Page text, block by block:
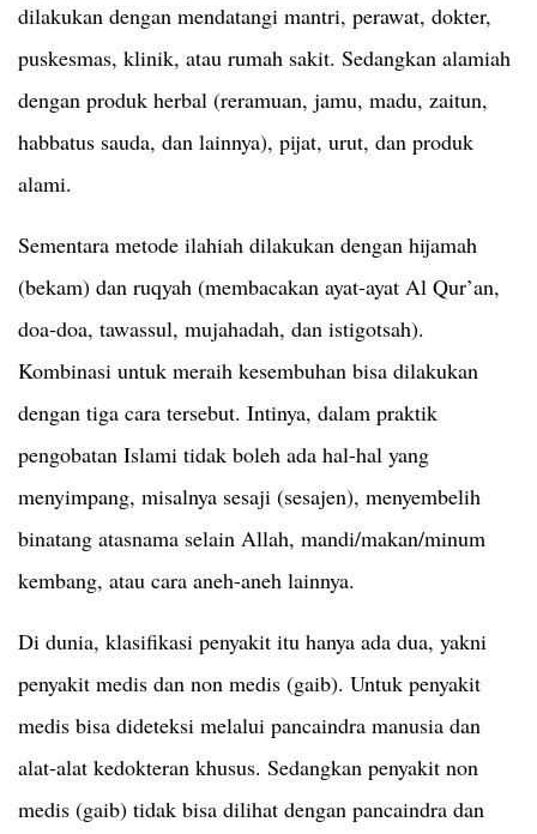
dilakukan dengan mendatangi mantri, perawat, dokter,
puskesmas, klinik, atau rumah sakit. Sedangkan alamiah
dengan produk herbal (reramuan, jamu, madu, zaitun,
habbatus sauda, dan lainnya), pijat, urut, dan produk
alami.
Sementara metode ilahiah dilakukan dengan hijamah
(bekam) dan ruqyah (membacakan ayat-ayat Al Qur’an,
doa-doa, tawassul, mujahadah, dan istigotsah).
Kombinasi untuk meraih kesembuhan bisa dilakukan
dengan tiga cara tersebut. Intinya, dalam praktik
pengobatan Islami tidak boleh ada hal-hal yang
menyimpang, misalnya sesaji (sesajen), menyembelih
binatang atasnama selain Allah, mandi/makan/minum
kembang, atau cara aneh-aneh lainnya.
Di dunia, klasifikasi penyakit itu hanya ada dua, yakni
penyakit medis dan non medis (gaib). Untuk penyakit
medis bisa dideteksi melalui pancaindra manusia dan
alat-alat kedokteran khusus. Sedangkan penyakit non
medis (gaib) tidak bisa dilihat dengan pancaindra dan